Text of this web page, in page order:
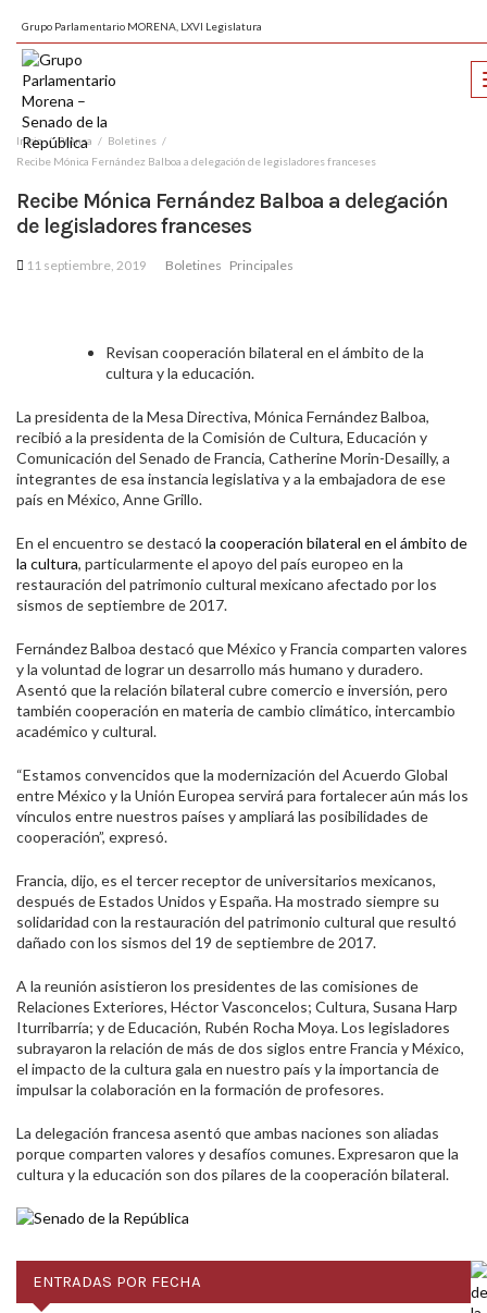
Grupo Parlamentario MORENA, LXVI Legislatura
Inicio Prensa
Boletines
Recibe Mónica Fernández Balboa a delegación de legisladores franceses
Recibe Mónica Fernández Balboa a delegación
de legisladores franceses
11 septiembre, 2019 Boletines Principales
Revisan cooperación bilateral en el ámbito de la
cultura y la educación.
La presidenta de la Mesa Directiva, Mónica Fernández Balboa,
recibió a la presidenta de la Comisión de Cultura, Educación y
Comunicación del Senado de Francia, Catherine Morin-Desailly, a
integrantes de esa instancia legislativa y a la embajadora de ese
país en México, Anne Grillo.
En el encuentro se destacó la cooperación bilateral en el ámbito de
la cultura, particularmente el apoyo del país europeo en la
restauración del patrimonio cultural mexicano afectado por los
sismos de septiembre de 2017.
Fernández Balboa destacó que México y Francia comparten valores
y la voluntad de lograr un desarrollo más humano y duradero.
Asentó que la relación bilateral cubre comercio e inversión, pero
también cooperación en materia de cambio climático, intercambio
académico y cultural.
“Estamos convencidos que la modernización del Acuerdo Global
entre México y la Unión Europea servirá para fortalecer aún más los
vínculos entre nuestros países y ampliará las posibilidades de
cooperación”, expresó.
Francia, dijo, es el tercer receptor de universitarios mexicanos,
después de Estados Unidos y España. Ha mostrado siempre su
solidaridad con la restauración del patrimonio cultural que resultó
dañado con los sismos del 19 de septiembre de 2017.
A la reunión asistieron los presidentes de las comisiones de
Relaciones Exteriores, Héctor Vasconcelos; Cultura, Susana Harp
Iturribarría; y de Educación, Rubén Rocha Moya. Los legisladores
subrayaron la relación de más de dos siglos entre Francia y México,
el impacto de la cultura gala en nuestro país y la importancia de
impulsar la colaboración en la formación de profesores.
La delegación francesa asentó que ambas naciones son aliadas
porque comparten valores y desafíos comunes. Expresaron que la
cultura y la educación son dos pilares de la cooperación bilateral.
ENTRADAS POR FECHA